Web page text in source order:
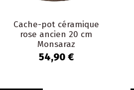
Cache-pot céramique
rose ancien 20 cm
Monsaraz
54,90 €